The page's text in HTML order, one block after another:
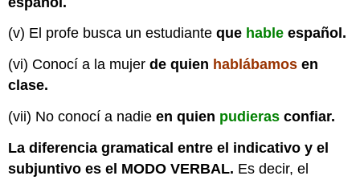
(v) El profe busca un estudianteque hable español.
(vi) Conocí a la mujerde quien hablábamosen
clase.
(vii) No conocí a nadieen quien pudieras confiar.
La diferencia gramatical entre el indicativo y el
subjuntivo es el MODO VERBAL. Es decir, el